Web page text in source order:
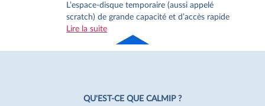
L’espace-disque temporaire (aussi appelé
scratch) de grande capacité et d’accès rapide
Lire la suite
de page
QU'EST-CE QUE CALMIP ?